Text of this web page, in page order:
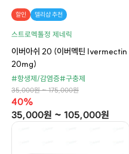
할인 델리샵 추천
스트로멕톨정 제네릭
이버아쉬 20 (이버멕틴 Ivermectin
20mg)
#항생제/감염증#구충제
35,000원 ~ 175,000원
40%
35,000원 ~ 105,000원